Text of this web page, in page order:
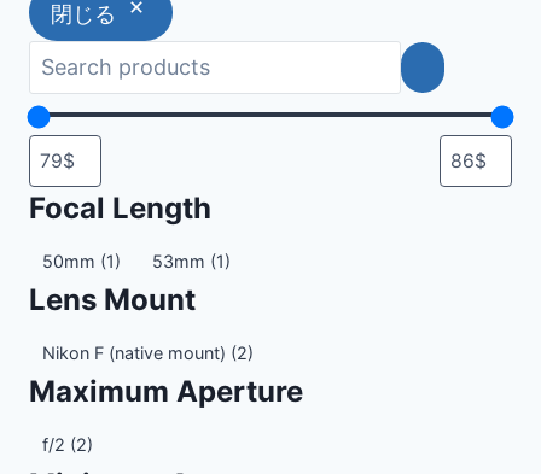
閉じる
Focal Length
Focal
Length
50mm (1) 53mm (1)
Lens Mount
Lens
Mount
Nikon F (native mount) (2)
Maximum Aperture
Maximum
f/2 (2)